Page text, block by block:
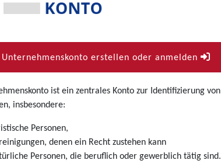
erstellen oder anmelden
ist ein zentrales Konto zur Identifizierung von
insbesondere:
Personen,
denen ein Recht zustehen kann
Personen, die beruflich oder gewerblich tätig sind.